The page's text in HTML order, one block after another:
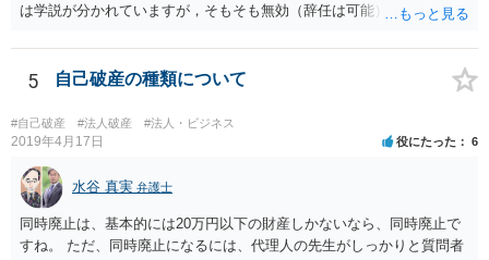
は学説が分かれていますが，そもそも無効（辞任は可能）と考える説
る可能性があると考える説が有力です。 ただし，いずれの説をとった
場合でも，会社にとって「不利な時期」に辞任したときは，「やむを
得ない事由」がない限り，会社の損害を賠償しなければならなくなり
ます。 健康上の理由は「やむを得ない事由」の典型ですが，程度によ
って異なります。 子会社の代表取締役が辞任を認めてくれるのであれ
必要ありません。 なお，子会社の代表取締役には，取締役辞任の登記
をしてもらわなければなりません。 親会社が株主代表訴訟を提起する
ことは理論上可能ですが，あなたに対して追及できる責任は，あなた
自身が会社に対して追う責任（例えば任務懈怠責任）の範囲に留まり
5 自己破産の種類について
#自己破産 #法人破産 #法人・ビジネス
2019年4月17日 役にたった 6
水谷 真実 弁護士
同時廃止は、基本的には20万円以下の財産しかないなら、同時廃止で
すね。 ただ、同時廃止になるには、代理人の先生がしっかりと質問者